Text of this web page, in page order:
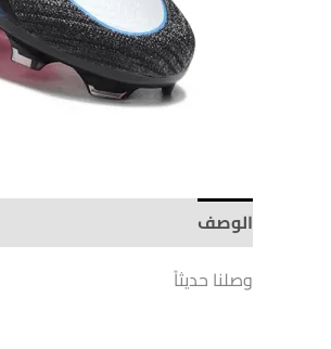
الوصف
وصلنا حديثاً